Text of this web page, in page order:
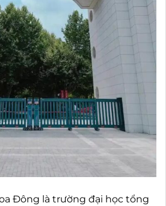
Đông là trường đại học tổng